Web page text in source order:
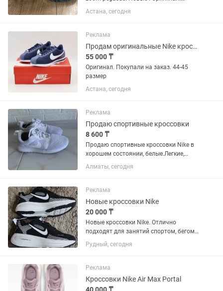
Продам за 30 тыс.
Астана, сегодня
Реклама
Продам оригинальные Nike кроссовки
55 000 ₸
Оригинал. Покупали на заказ. 44-45
размер
Астана, сегодня
Реклама
Продаю спортивные кроссовки
8 600 ₸
Продаю спортивные кроссовки Nike в
хорошем состоянии, белые.Легкие,
удобные для занятий ..
Алматы, сегодня
Реклама
Новые кроссовки Nike
20 000 ₸
Новые кроссовки Nike. Отлично
подходят для занятий спортом, бегом,
очень качественные, мягкая
пружинящая подошва. Размер 44
сертификат в наличии.
Рудный, сегодня
Реклама
Кроссовки Nike Air Max Portal